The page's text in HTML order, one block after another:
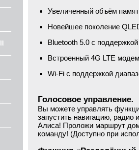
Увеличенный объём
Новейшее поколение
Bluetooth 5.0 с
Встроенный 4G LTE
Wi-Fi с поддержкой
Голосовое управление.
Вы можете управлять
запустить навигацию, радио
Алиса! Проложи маршрут
команду! (Доступно при